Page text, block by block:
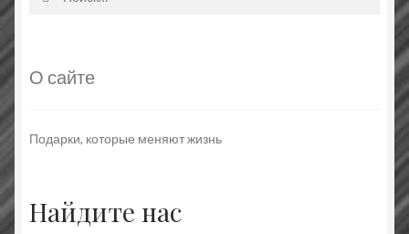
О сайте
Подарки, которые меняют жизнь
Найдите нас